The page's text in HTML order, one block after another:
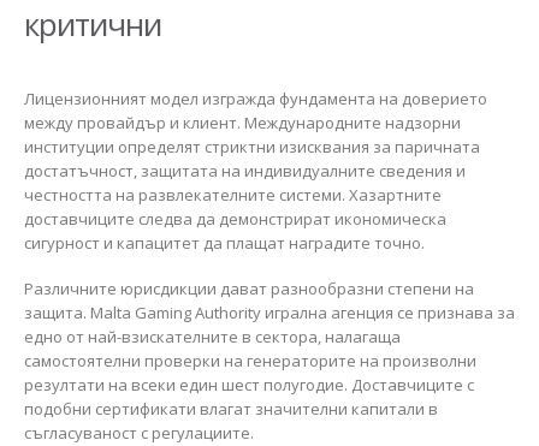
критични
Лицензионният модел изгражда фундамента на доверието
между провайдър и клиент. Международните надзорни
институции определят стриктни изисквания за паричната
достатъчност, защитата на индивидуалните сведения и
честността на развлекателните системи. Хазартните
доставчиците следва да демонстрират икономическа
сигурност и капацитет да плащат наградите точно.
Различните юрисдикции дават разнообразни степени на
защита. Malta Gaming Authority игрална агенция се признава за
едно от най-взискателните в сектора, налагаща
самостоятелни проверки на генераторите на произволни
резултати на всеки един шест полугодие. Доставчиците с
подобни сертификати влагат значителни капитали в
съгласуваност с регулациите.